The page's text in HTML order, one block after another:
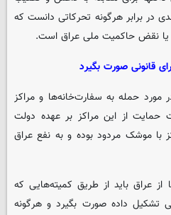
در برابر هرگونه تحرکاتی دانست که
یا نقض حاکمیت ملی عراق است.
قانونی صورت بگیرد
مورد حمله به سفارت‌خانه‌ها و مراکز
حمایت از این مراکز بر عهده دولت
با موشک مردود بوده و به نفع عراق
عراق باید از طریق کمیته‌هایی که
تشکیل داده صورت بگیرد و هرگونه